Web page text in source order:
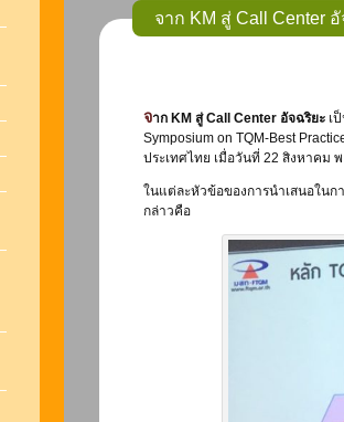
จาก KM สู่ Call Center
จาก KM สู่ Call Center อัจฉริยะ เ
Symposium on TQM-Best
ประเทศไทย เมื่อวันที่ 22 สิงหาคม
ในแต่ละหัวข้อของการนำเสนอใน
กล่าวคือ